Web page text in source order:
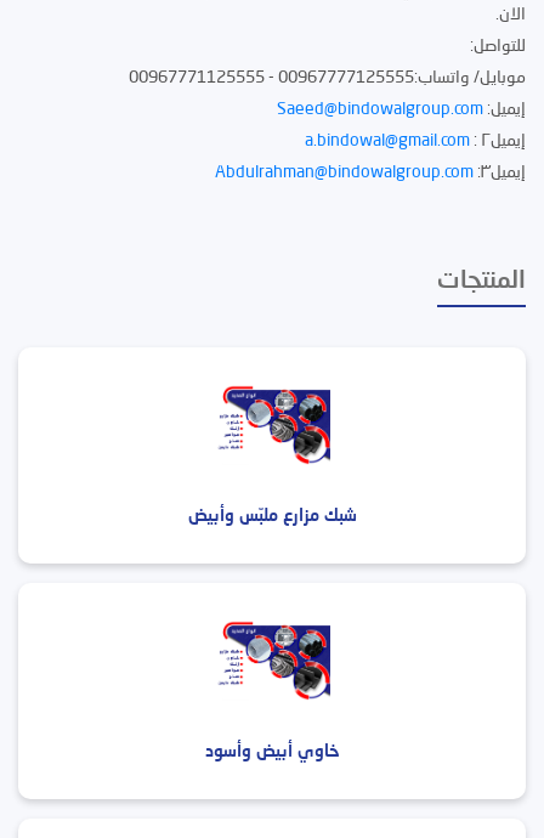
الان.
للتواصل:
موبايل/ واتساب:00967777125555 - 00967771125555
إيميل: Saeed@bindowalgroup.com
إيميل٢ :
a.bindowal@gmail.com
إيميل٣:
Abdulrahman@bindowalgroup.com
المنتجات
شبك مزارع ملبّس وأبيض
خاوي أبيض وأسود